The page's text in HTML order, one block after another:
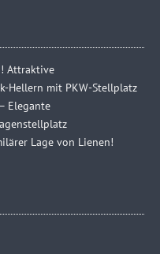
Attraktive
Hellern mit PKW-Stellplatz
Elegante
Lage von Lienen!